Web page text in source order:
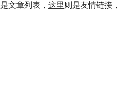
是文章列表 ， 这里 则是友情链接 ，